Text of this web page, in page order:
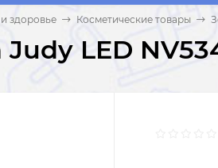
здоровье Косметические товары
LED